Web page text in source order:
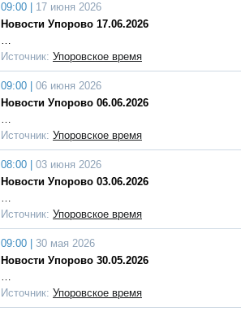
09:00 |
17 июня 2026
Новости Упорово 17.06.2026
…
Источник: Упоровское время
09:00 |
06 июня 2026
Новости Упорово 06.06.2026
…
Источник: Упоровское время
08:00 |
03 июня 2026
Новости Упорово 03.06.2026
…
Источник: Упоровское время
09:00 |
30 мая 2026
Новости Упорово 30.05.2026
…
Источник: Упоровское время